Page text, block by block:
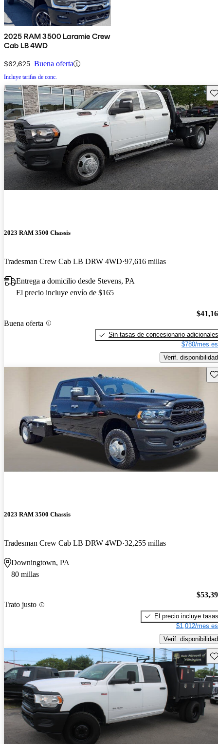
2025 RAM 3500 Laramie Crew
Cab LB 4WD
$62,625 Buena oferta
Incluye tarifas de conc.
2023 RAM 3500 Chassis
Tradesman Crew Cab LB DRW 4WD 97,616 millas
Entrega a domicilio desde Stevens, PA
El precio incluye envío de $165
Buena oferta
Sin tasas de concesionario adicionales
$780/mes
Verif. disponibilidad
2023 RAM 3500 Chassis
Tradesman Crew Cab LB DRW 4WD 32,255 millas
Downingtown, PA
80 millas
Trato justo
El precio incluye tasas
$1,012/mes
Verif. disponibilidad